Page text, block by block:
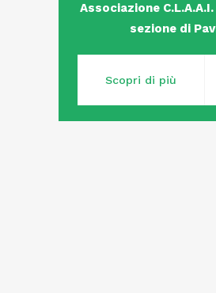
Associazione
sezione di
Scopri di più